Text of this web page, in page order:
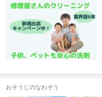
おそうじのなわぞう